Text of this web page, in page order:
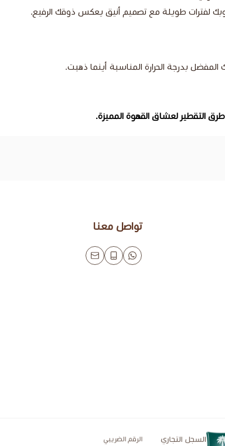
لفترات طويلة مع تصميم أنيق يعكس ذوقك الرفيع.
بدرجة الحرارة المناسبة أينما ذهبت.
التقطير لعشاق القهوة المميزة.
تواصل معنا
السجل التجاري الرقم الضريبي